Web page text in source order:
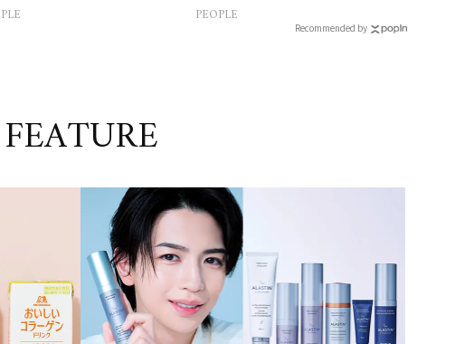
PEOPLE
Recommended by
FEATURE